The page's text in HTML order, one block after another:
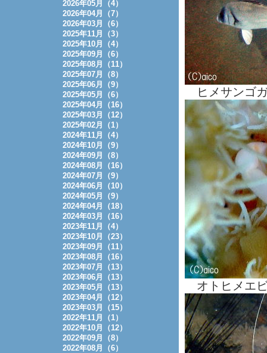
ヒメサンゴ
オトヒメエ
2026年05月（4）
2026年04月（7）
2026年03月（6）
2025年11月（3）
2025年10月（4）
2025年09月（6）
2025年08月（11）
2025年07月（8）
2025年06月（9）
2025年05月（6）
2025年04月（16）
2025年03月（12）
2025年02月（1）
2024年11月（4）
2024年10月（9）
2024年09月（8）
2024年08月（16）
2024年07月（9）
2024年06月（10）
2024年05月（9）
2024年04月（18）
2024年03月（16）
2023年11月（4）
2023年10月（23）
2023年09月（11）
2023年08月（16）
2023年07月（13）
2023年06月（13）
2023年05月（13）
2023年04月（12）
2023年03月（15）
2022年11月（1）
2022年10月（12）
2022年09月（8）
2022年08月（6）